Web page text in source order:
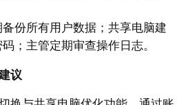
份所有用户数据；共享电脑建
；主管定期审查操作日志。
议